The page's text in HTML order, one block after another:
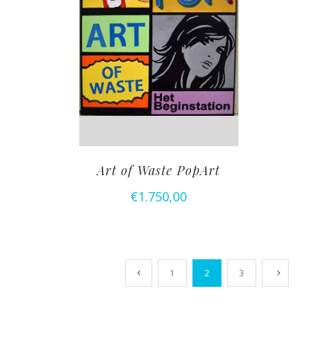
WINKELWAGEN
Art of Waste PopArt
€1.750,00
1 2 3